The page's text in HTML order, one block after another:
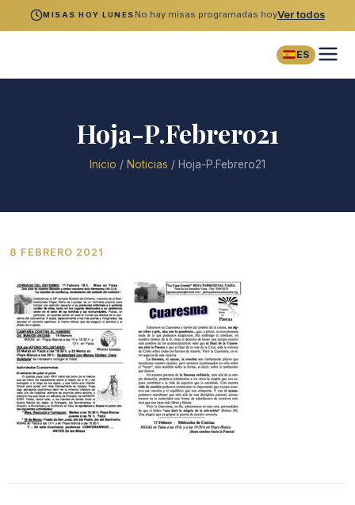
MISAS HOY LUNES No hay misas programadas hoyVer todos
ES
Hoja-P.Febrero21
Inicio / Noticias / Hoja-P.Febrero21
8 FEBRERO 2021